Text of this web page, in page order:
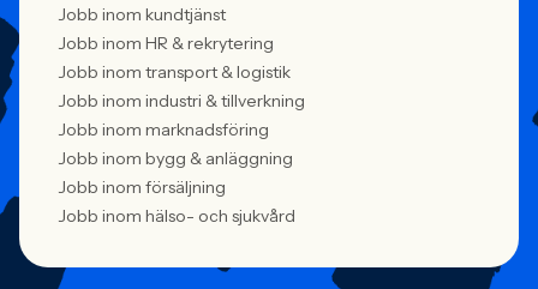
Jobb inom kundtjänst
Jobb inom HR & rekrytering
Jobb inom transport & logistik
Jobb inom industri & tillverkning
Jobb inom marknadsföring
Jobb inom bygg & anläggning
Jobb inom försäljning
Jobb inom hälso- och sjukvård